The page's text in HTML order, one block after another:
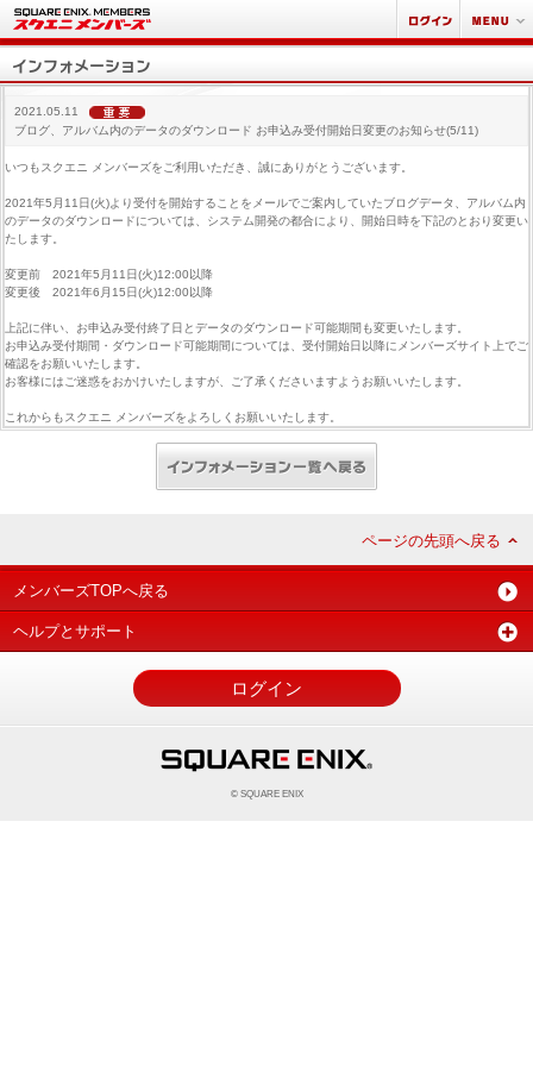
2021.05.11
ブログ、アルバム内のデータのダウンロード お申込み受付開始日変更のお知らせ(5/11)
いつもスクエニ メンバーズをご利用いただき、誠にありがとうございます。
2021年5月11日(火)より受付を開始することをメールでご案内していたブログデータ、アルバム内
のデータのダウンロードについては、システム開発の都合により、開始日時を下記のとおり変更い
たします。
変更前 2021年5月11日(火)12:00以降
変更後 2021年6月15日(火)12:00以降
上記に伴い、お申込み受付終了日とデータのダウンロード可能期間も変更いたします。
お申込み受付期間・ダウンロード可能期間については、受付開始日以降にメンバーズサイト上でご
確認をお願いいたします。
お客様にはご迷惑をおかけいたしますが、ご了承くださいますようお願いいたします。
これからもスクエニ メンバーズをよろしくお願いいたします。
ページの先頭へ戻る
メンバーズTOPへ戻る
ヘルプとサポート
ログイン
© SQUARE ENIX